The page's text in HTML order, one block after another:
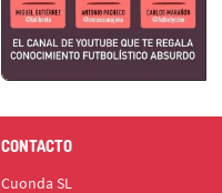
CONTACTO
Cuonda SL